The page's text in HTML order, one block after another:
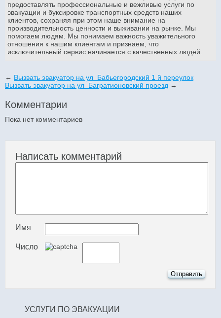
предоставлять профессиональные и вежливые услуги по
эвакуации и буксировке транспортных средств наших
клиентов, сохраняя при этом наше внимание на
производительность ценности и выживании на рынке. Мы
помогаем людям. Мы понимаем важность уважительного
отношения к нашим клиентам и признаем, что
исключительный сервис начинается с качественных людей.
← Вызвать эвакуатор на ул Бабьегородский 1 й переулок
Вызвать эвакуатор на ул Багратионовский проезд →
Комментарии
Пока нет комментариев
Написать комментарий
Имя
Число
УСЛУГИ ПО ЭВАКУАЦИИ